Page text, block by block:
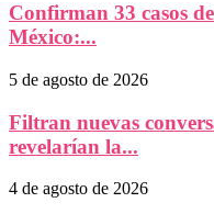
Confirman 33 casos
México:...
5 de agosto de 2026
Filtran nuevas
revelarían la...
4 de agosto de 2026